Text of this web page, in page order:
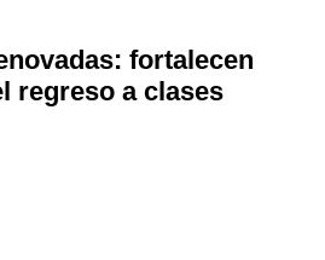
fortalecen
regreso a clases